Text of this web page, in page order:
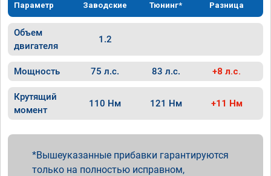
Параметр Заводские Тюнинг* Разница
Объем
двигателя
1.2
Мощность 75 л.с. 83 л.с. +8 л.с.
Крутящий
момент
110 Нм 121 Нм +11 Нм
Вышеуказанные прибавки гарантируются
только на полностью исправном,